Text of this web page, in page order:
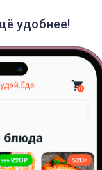
удобнее!